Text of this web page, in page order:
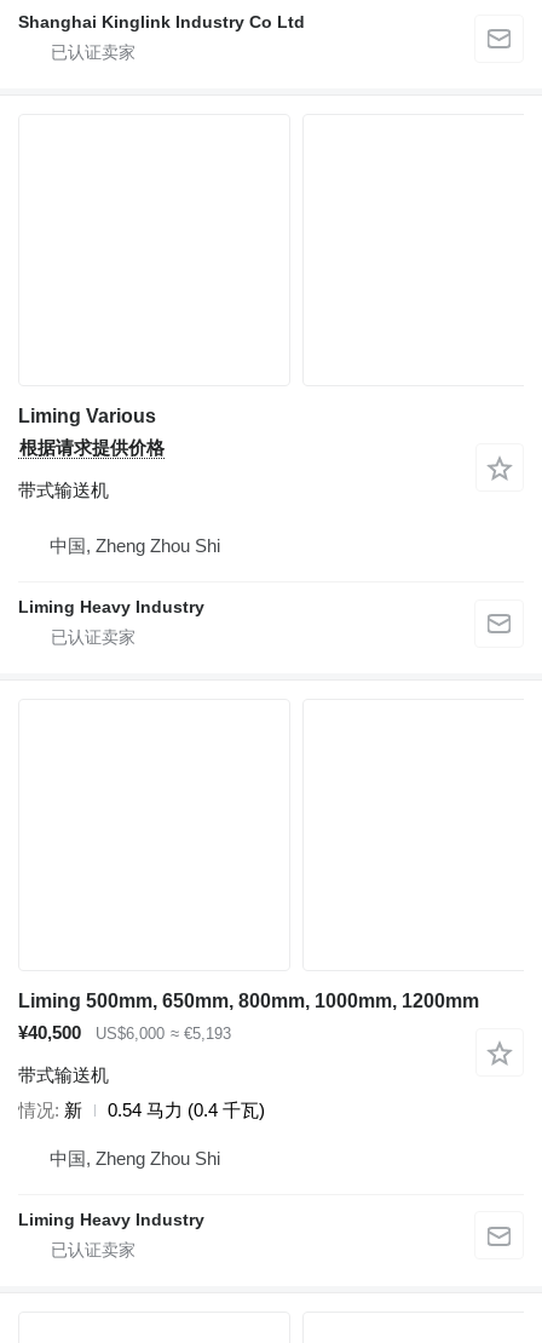
Shanghai Kinglink Industry Co Ltd
Liming Various
根据请求提供价格
带式输送机
中国, Zheng Zhou Shi
Liming Heavy Industry
Liming 500mm, 650mm, 800mm, 1000mm, 1200mm
¥40,500
US$6,000 ≈ €5,193
带式输送机
情况 新 0.54 马力 (0.4 千瓦)
中国, Zheng Zhou Shi
Liming Heavy Industry